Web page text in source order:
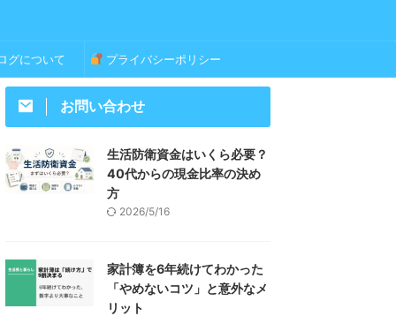
グについて プライバシーポリシー
お問い合わせ
生活防衛資金はいくら必要？
40代からの現金比率の決め
方
2026/5/16
家計簿を6年続けてわかった
「やめないコツ」と意外なメ
リット